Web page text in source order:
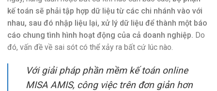
kế toán sẽ phải tập hợp dữ liệu từ các chi nhánh vào với
nhau, sau đó nhập liệu lại, xử lý dữ liệu để thành một báo
cáo chung tình hình hoạt động của cả doanh nghiệp. Do
đó, vấn đề về sai sót có thể xảy ra bất cứ lúc nào.
Với giải pháp phần mềm kế toán online
MISA AMIS, công việc trên đơn giản hơn